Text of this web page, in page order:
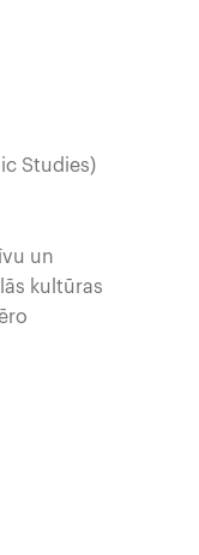
Studies)
un
kultūras